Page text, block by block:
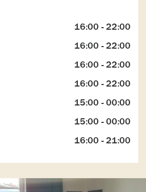
16:00 - 22:00
16:00 - 22:00
16:00 - 22:00
16:00 - 22:00
15:00 - 00:00
15:00 - 00:00
16:00 - 21:00